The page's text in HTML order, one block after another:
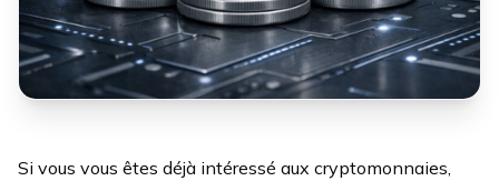
Si vous vous êtes déjà intéressé aux cryptomonnaies,